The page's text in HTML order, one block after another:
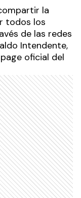
la
todos los
de las redes
Intendente,
oficial del